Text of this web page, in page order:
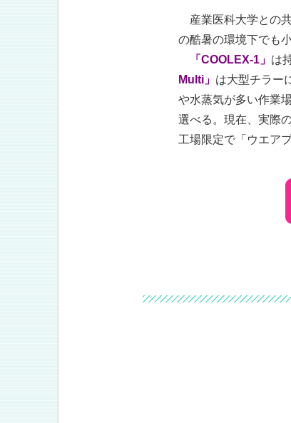
産業医科大学との
の酷暑の環境下でも
「COOLEX-1」 は
Multi」 は大型チラー
や水蒸気が多い作業
選べる。現在、実際
工場限定で「ウエア